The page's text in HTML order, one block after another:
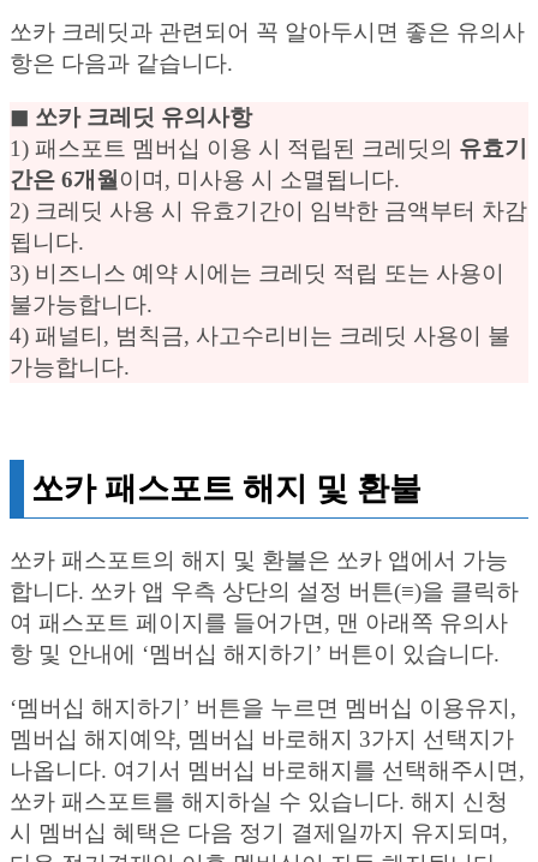
쏘카 크레딧과 관련되어 꼭 알아두시면 좋은 유의사
항은 다음과 같습니다.
◼︎ 쏘카 크레딧 유의사항
1) 패스포트 멤버십 이용 시 적립된 크레딧의 유효기
간은 6개월이며, 미사용 시 소멸됩니다.
2) 크레딧 사용 시 유효기간이 임박한 금액부터 차감
됩니다.
3) 비즈니스 예약 시에는 크레딧 적립 또는 사용이
불가능합니다.
4) 패널티, 범칙금, 사고수리비는 크레딧 사용이 불
가능합니다.
쏘카 패스포트 해지 및 환불
쏘카 패스포트의 해지 및 환불은 쏘카 앱에서 가능
합니다. 쏘카 앱 우측 상단의 설정 버튼(≡)을 클릭하
여 패스포트 페이지를 들어가면, 맨 아래쪽 유의사
항 및 안내에 ‘멤버십 해지하기’ 버튼이 있습니다.
‘멤버십 해지하기’ 버튼을 누르면 멤버십 이용유지,
멤버십 해지예약, 멤버십 바로해지 3가지 선택지가
나옵니다. 여기서 멤버십 바로해지를 선택해주시면,
쏘카 패스포트를 해지하실 수 있습니다. 해지 신청
시 멤버십 혜택은 다음 정기 결제일까지 유지되며,